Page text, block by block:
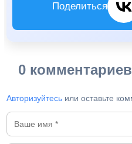
Поделиться
0 комментариев
Авторизуйтесь или оставьте